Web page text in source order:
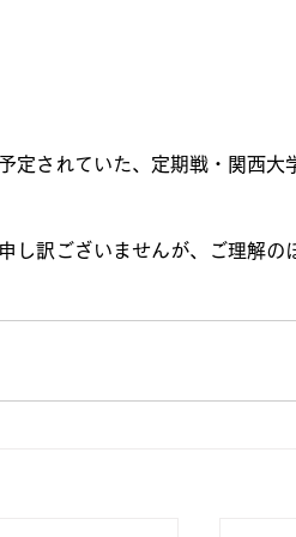
定されていた、定期戦・関西大
し訳ございませんが、ご理解の